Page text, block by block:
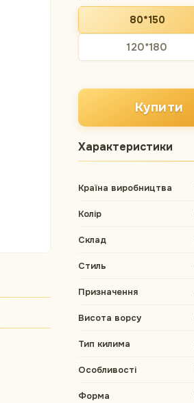
80*150
120*180
Купити
Характеристики
Країна виробництва
Колір
Склад
Стиль
Призначення
Висота ворсу
Тип килима
Особливості
Форма